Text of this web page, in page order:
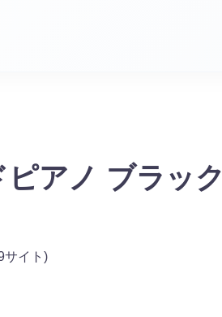
アノ ブラック
サイト)